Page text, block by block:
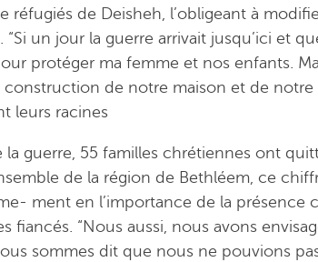
réfugiés de Deisheh, l’obligeant à
un jour la guerre arrivait jusqu’ici et
protéger ma femme et nos enfants.
de notre maison et de
leurs racines
guerre, 55 familles chrétiennes ont
de la région de Bethléem, ce
ment en l’importance de la présence
fiancés. “Nous aussi, nous avons
sommes dit que nous ne pouvions